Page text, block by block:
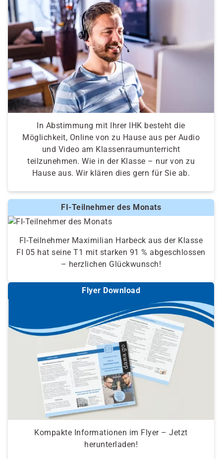
In Abstimmung mit Ihrer IHK besteht die
Möglichkeit, Online von zu Hause aus per Audio
und Video am Klassenraumunterricht
teilzunehmen. Wie in der Klasse – nur von zu
Hause aus. Wir klären dies gern für Sie ab.
FI-Teilnehmer des Monats
FI-Teilnehmer Maximilian Harbeck aus der Klasse
FI 05 hat seine T1 mit starken 91 % abgeschlossen
– herzlichen Glückwunsch!
Flyer Download
Kompakte Informationen im Flyer – Jetzt
herunterladen!